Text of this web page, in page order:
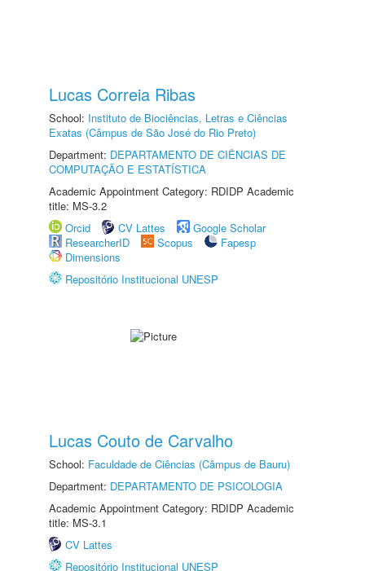
Lucas Correia Ribas
School: Instituto de Biociências, Letras e Ciências
Exatas (Câmpus de São José do Rio Preto)
Department: DEPARTAMENTO DE CIÊNCIAS DE
COMPUTAÇÃO E ESTATÍSTICA
Academic Appointment Category: RDIDP Academic
title: MS-3.2
Orcid
CV Lattes
Google Scholar
ResearcherID
Scopus
Fapesp
Dimensions
Repositório Institucional UNESP
Lucas Couto de Carvalho
School: Faculdade de Ciências (Câmpus de Bauru)
Department: DEPARTAMENTO DE PSICOLOGIA
Academic Appointment Category: RDIDP Academic
title: MS-3.1
CV Lattes
Repositório Institucional UNESP